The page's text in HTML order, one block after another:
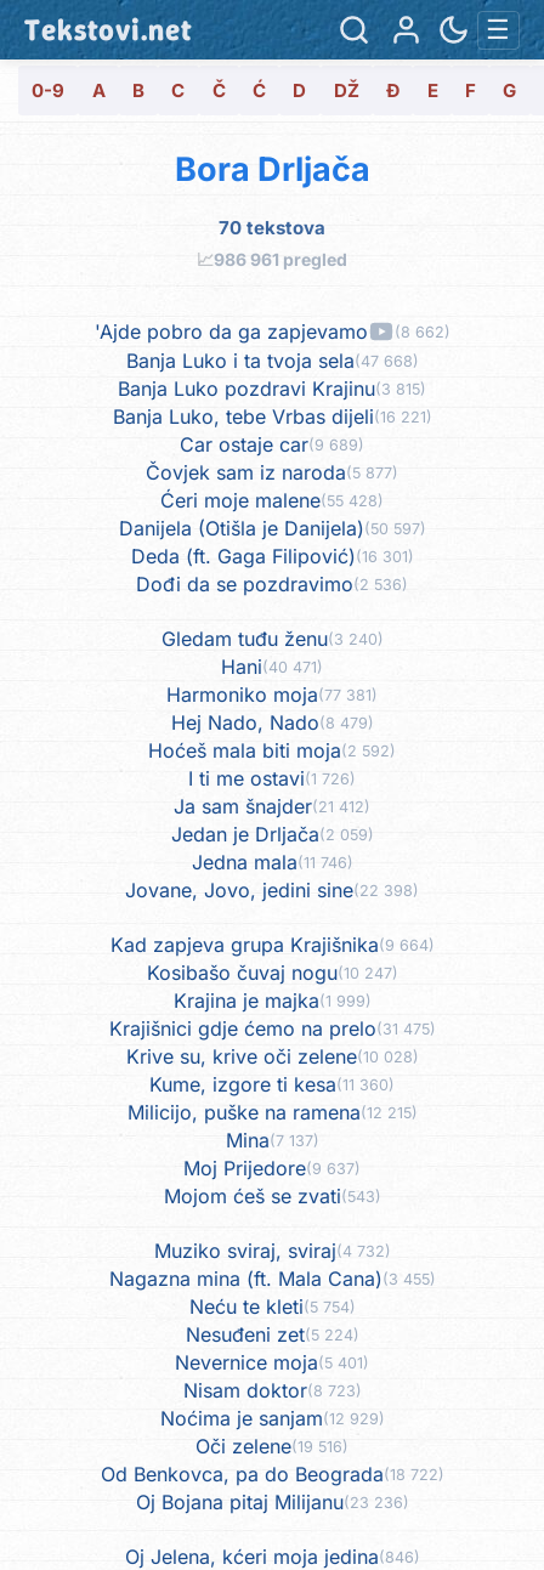
Tekstovi.net ☰
0-9 A B C Č Ć D DŽ Đ E F G
Bora Drljača
70 tekstova
📈986 961 pregled
'Ajde pobro da ga zapjevamo (8 662)
Banja Luko i ta tvoja sela(47 668)
Banja Luko pozdravi Krajinu(3 815)
Banja Luko, tebe Vrbas dijeli(16 221)
Car ostaje car(9 689)
Čovjek sam iz naroda(5 877)
Ćeri moje malene(55 428)
Danijela (Otišla je Danijela)(50 597)
Deda (ft. Gaga Filipović)(16 301)
Dođi da se pozdravimo(2 536)
Gledam tuđu ženu(3 240)
Hani(40 471)
Harmoniko moja(77 381)
Hej Nado, Nado(8 479)
Hoćeš mala biti moja(2 592)
I ti me ostavi(1 726)
Ja sam šnajder(21 412)
Jedan je Drljača(2 059)
Jedna mala(11 746)
Jovane, Jovo, jedini sine(22 398)
Kad zapjeva grupa Krajišnika(9 664)
Kosibašo čuvaj nogu(10 247)
Krajina je majka(1 999)
Krajišnici gdje ćemo na prelo(31 475)
Krive su, krive oči zelene(10 028)
Kume, izgore ti kesa(11 360)
Milicijo, puške na ramena(12 215)
Mina(7 137)
Moj Prijedore(9 637)
Mojom ćeš se zvati(543)
Muziko sviraj, sviraj(4 732)
Nagazna mina (ft. Mala Cana)(3 455)
Neću te kleti(5 754)
Nesuđeni zet(5 224)
Nevernice moja(5 401)
Nisam doktor(8 723)
Noćima je sanjam(12 929)
Oči zelene(19 516)
Od Benkovca, pa do Beograda(18 722)
Oj Bojana pitaj Milijanu(23 236)
Oj Jelena, kćeri moja jedina(846)